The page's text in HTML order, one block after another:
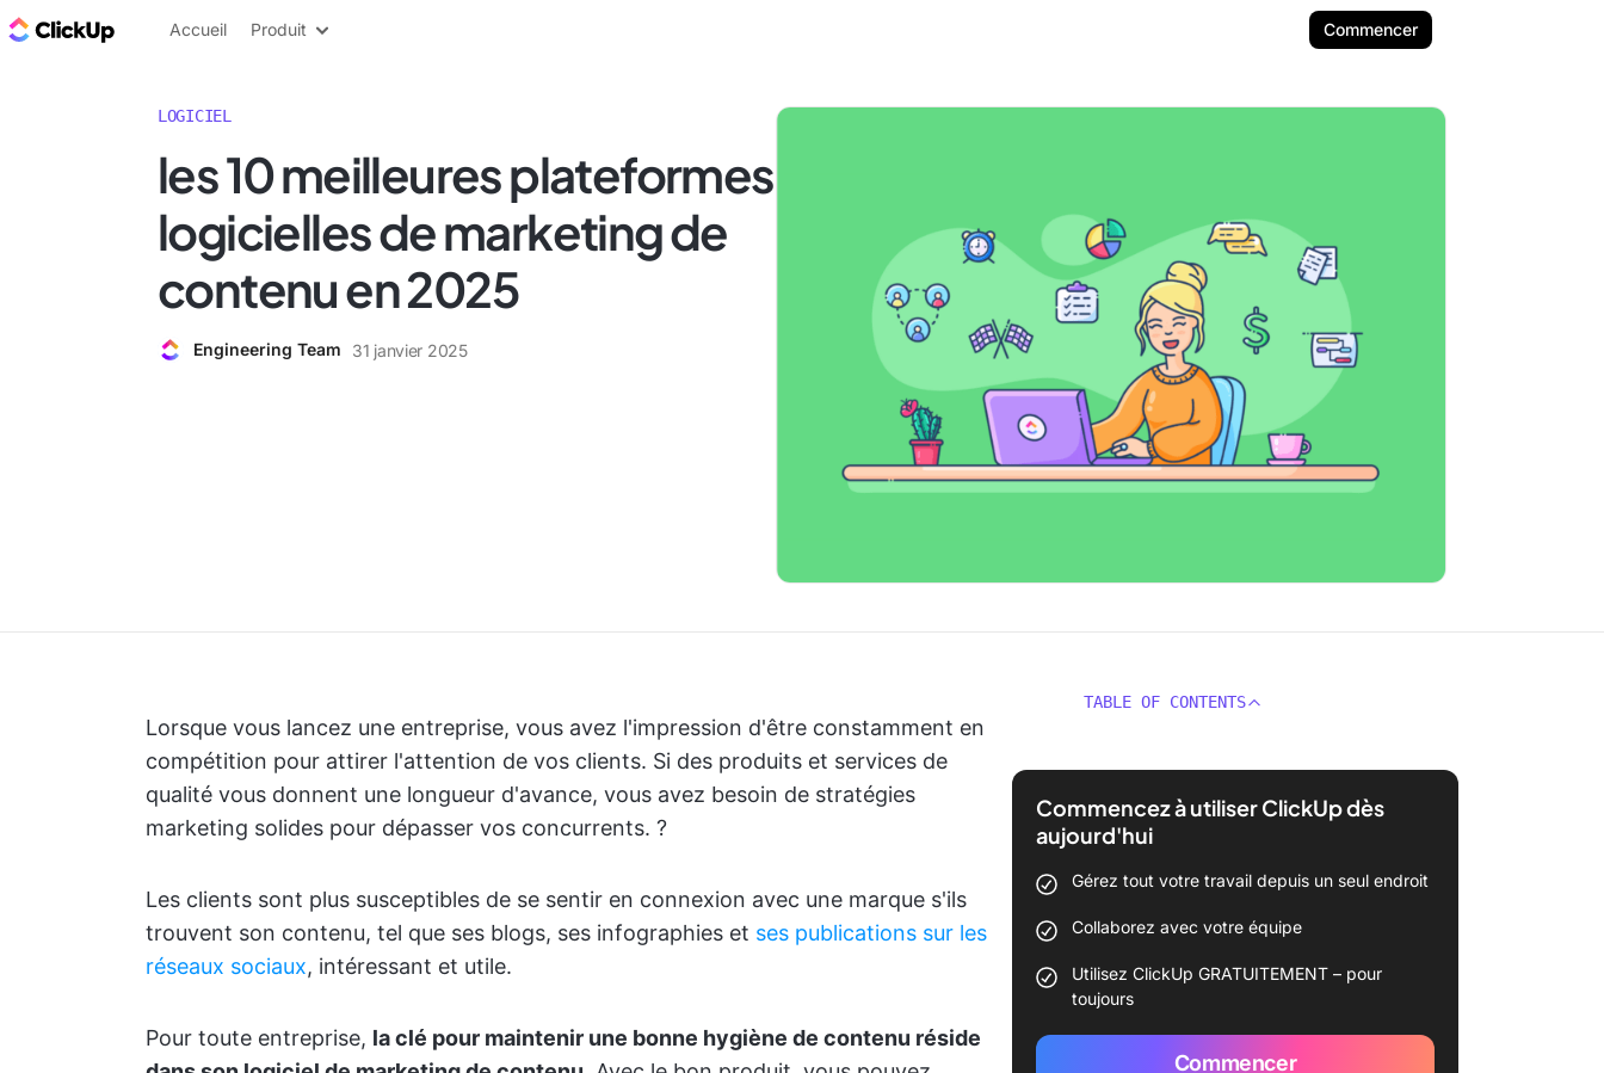
ClickUp Blog
Accueil Produit Commencer
LOGICIEL
les 10 meilleures plateformes
logicielles de marketing de
contenu en 2025
Engineering Team 31 janvier 2025
Lorsque vous lancez une entreprise, vous avez l'impression d'être constamment en
compétition pour attirer l'attention de vos clients. Si des produits et services de
qualité vous donnent une longueur d'avance, vous avez besoin de stratégies
marketing solides pour dépasser vos concurrents. ?
Les clients sont plus susceptibles de se sentir en connexion avec une marque s'ils
trouvent son contenu, tel que ses blogs, ses infographies et ses publications sur les
réseaux sociaux, intéressant et utile.
Pour toute entreprise, la clé pour maintenir une bonne hygiène de contenu réside
TABLE OF CONTENTS
Commencez à utiliser ClickUp dès
aujourd'hui
Gérez tout votre travail depuis un seul endroit
Collaborez avec votre équipe
Utilisez ClickUp GRATUITEMENT – pour
toujours
Commencer